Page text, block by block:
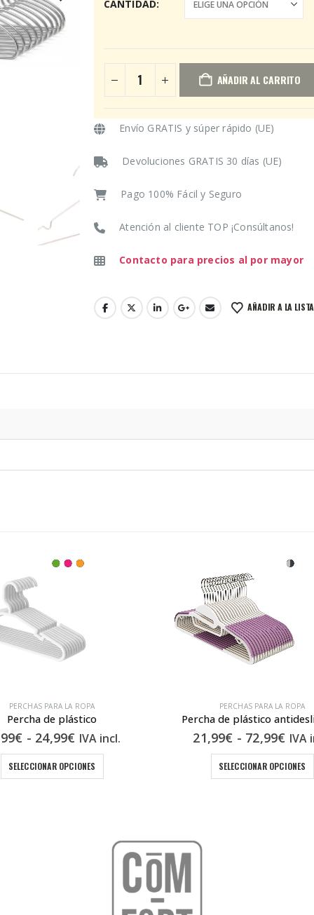
CANTIDAD
AÑADIR AL CARRITO
Envío GRATIS y súper rápido (UE)
Devoluciones GRATIS 30 días (UE)
Pago 100% Fácil y Seguro
Atención al cliente TOP ¡Consúltanos!
Contacto para precios al por mayor
AÑADIR A LA
PERCHAS PARA LA ROPA
Percha de plástico
€ - 24,99€Rango
precios:
desde
IVA incl.
SELECCIONAR OPCIONES
Este producto tiene múltiples variantes. Las opciones se pueden elegir en la página de producto
PERCHAS PARA LA ROPA
Percha de plástico
21,99€ - 72,99€
desde
IVA
SELECCIONAR OPCIONES